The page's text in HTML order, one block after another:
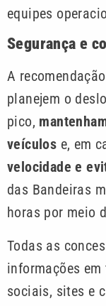
equipes
Segurança e
A
planejem o
pico,
veículos e, em
velocidade e
das Bandeiras
horas por meio
Todas as
informações
sociais, sites e